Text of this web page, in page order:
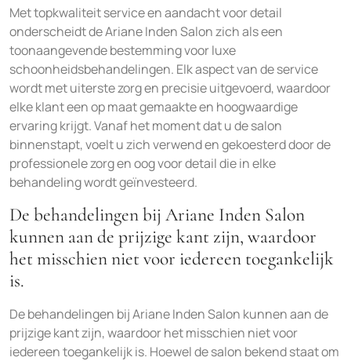
Met topkwaliteit service en aandacht voor detail
onderscheidt de Ariane Inden Salon zich als een
toonaangevende bestemming voor luxe
schoonheidsbehandelingen. Elk aspect van de service
wordt met uiterste zorg en precisie uitgevoerd, waardoor
elke klant een op maat gemaakte en hoogwaardige
ervaring krijgt. Vanaf het moment dat u de salon
binnenstapt, voelt u zich verwend en gekoesterd door de
professionele zorg en oog voor detail die in elke
behandeling wordt geïnvesteerd.
De behandelingen bij Ariane Inden Salon
kunnen aan de prijzige kant zijn, waardoor
het misschien niet voor iedereen toegankelijk
is.
De behandelingen bij Ariane Inden Salon kunnen aan de
prijzige kant zijn, waardoor het misschien niet voor
iedereen toegankelijk is. Hoewel de salon bekend staat om